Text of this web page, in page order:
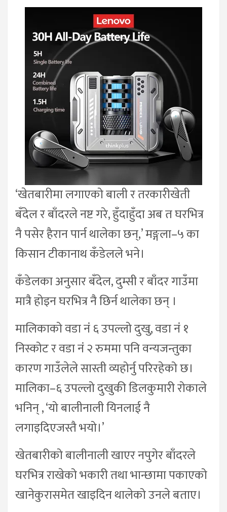
‘खेतबारीमा लगाएको बाली र तरकारीखेती
बँदेल र बाँदरले नष्ट गरे, हुँदाहुँदा अब त घरभित्र
नै पसेर हैरान पार्न थालेका छन्,’ मङ्गला–५ का
किसान टीकानाथ कँडेलले भने।
‍कँडेलका अनुसार बँदेल, दुम्सी र बाँदर गाउँमा
मात्रै होइन घरभित्र नै छिर्न थालेका छन् ।
मालिकाको वडा नं ६ उपल्लो दुखु, वडा नं १
निस्कोट र वडा नं २ रुममा पनि वन्यजन्तुका
कारण गाउँलेले सास्ती व्यहोर्नु परिरहेको छ।
मालिका–६ उपल्लो दुखुकी डिलकुमारी रोकाले
भनिन् , ‘यो बालीनाली यिनलाई नै
लगाइदिएजस्तै भयो।’
खेतबारीको बालीनाली खाएर नपुगेर बाँदरले
घरभित्र राखेको भकारी तथा भान्छामा पकाएको
खानेकुरासमेत खाइदिन थालेको उनले बताए।